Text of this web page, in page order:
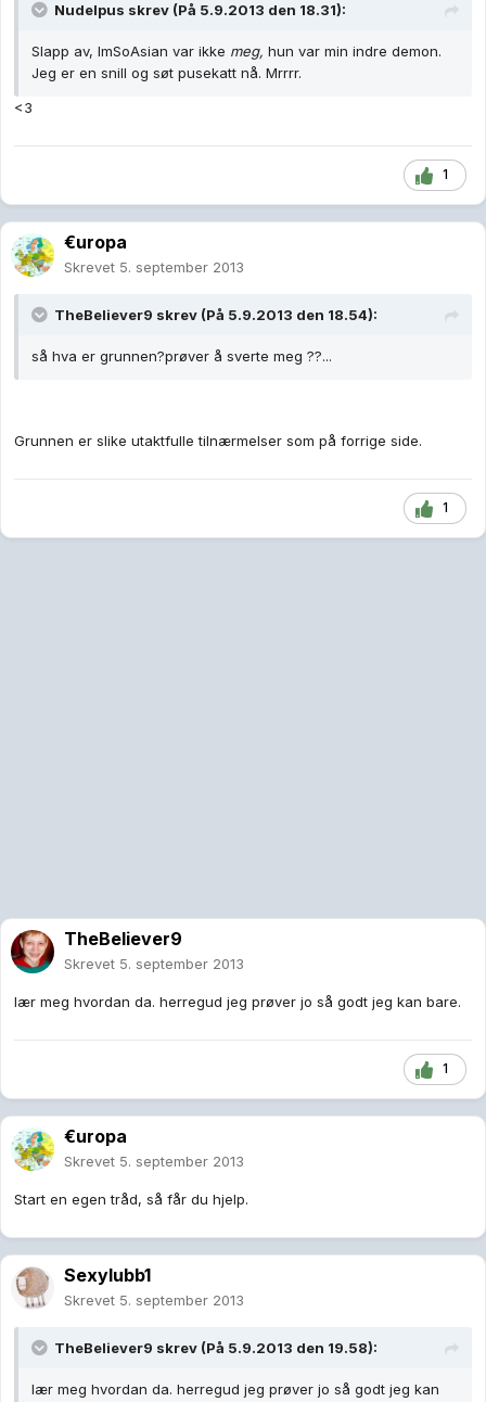
Nudelpus skrev (På 5.9.2013 den 18.31):
Slapp av, ImSoAsian var ikke meg, hun var min indre demon.
Jeg er en snill og søt pusekatt nå. Mrrrr.
<3
1
€uropa
Skrevet 5. september 2013
TheBeliever9 skrev (På 5.9.2013 den 18.54):
så hva er grunnen?prøver å sverte meg ??...
Grunnen er slike utaktfulle tilnærmelser som på forrige side.
1
TheBeliever9
Skrevet 5. september 2013
lær meg hvordan da. herregud jeg prøver jo så godt jeg kan bare.
1
€uropa
Skrevet 5. september 2013
Start en egen tråd, så får du hjelp.
Sexylubb1
Skrevet 5. september 2013
TheBeliever9 skrev (På 5.9.2013 den 19.58):
lær meg hvordan da. herregud jeg prøver jo så godt jeg kan